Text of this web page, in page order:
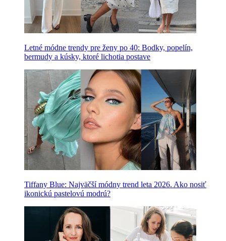
Letné módne trendy pre ženy po 40: Bodky, popelín,
bermudy a kúsky, ktoré lichotia postave
Tiffany Blue: Najväčší módny trend leta 2026. Ako nosiť
ikonickú pastelovú modrú?